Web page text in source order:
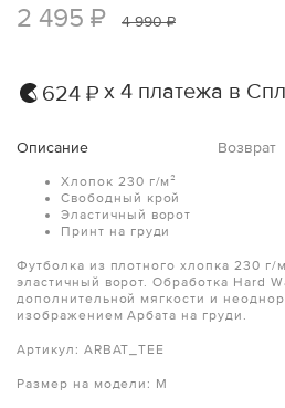
2 495 ₽ 4 990 ₽
624 ₽ х 4 платежа в
Описание Возврат
Хлопок 230 г/м²
Свободный крой
Эластичный ворот
Принт на груди
Футболка из плотного хлопка 230
эластичный ворот. Обработка Hard
дополнительной мягкости и
изображением Арбата на груди.
Артикул: ARBAT_TEE
Размер на модели: M